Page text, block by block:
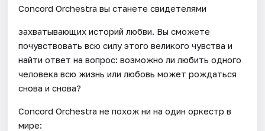
Concord Orchestra вы станете свидетелями
захватывающих историй любви. Вы сможете
почувствовать всю силу этого великого чувства и
найти ответ на вопрос: возможно ли любить одного
человека всю жизнь или любовь может рождаться
снова и снова?
Concord Orchestra не похож ни на один оркестр в
мире: